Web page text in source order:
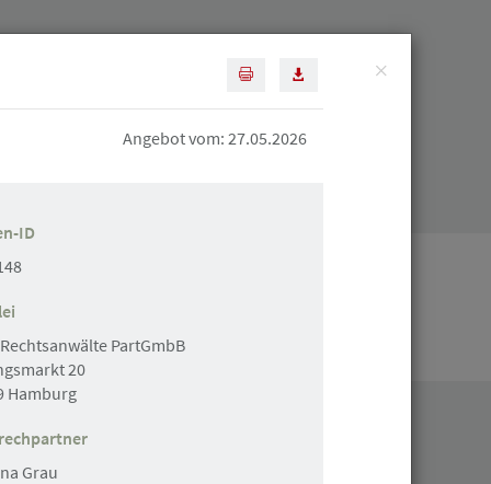
×
Diese Seite druckenArtikel als PDF speichern
Angebot vom: 27.05.2026
ID
PartGmbB
20
Hamburg
Grau